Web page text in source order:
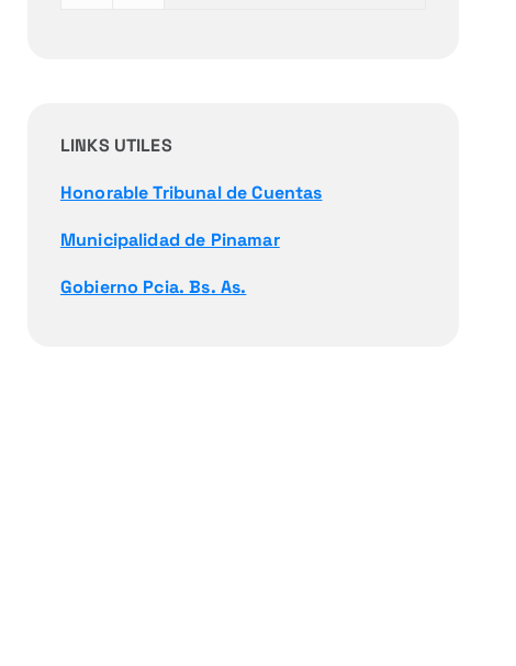
LINKS UTILES
Honorable Tribunal de Cuentas
Municipalidad de Pinamar
Gobierno Pcia. Bs. As.